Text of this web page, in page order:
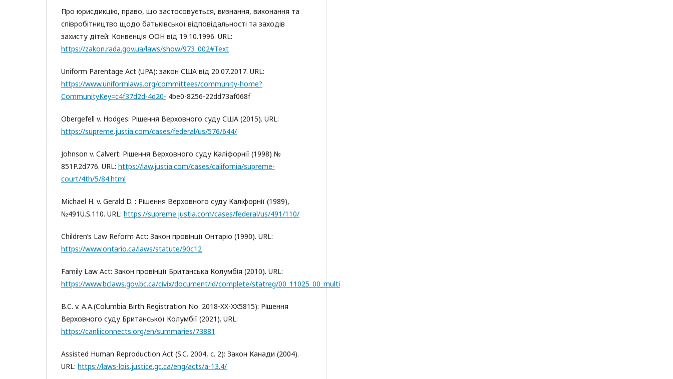
Про юрисдикцію, право, що застосовується, визнання, виконання та
співробітництво щодо батьківської відповідальності та заходів
захисту дітей: Конвенція ООН від 19.10.1996. URL:
https://zakon.rada.gov.ua/laws/show/973_002#Text
Uniform Parentage Act (UPA): закон США від 20.07.2017. URL:
https://www.uniformlaws.org/committees/community-home?
CommunityKey=c4f37d2d-4d20- 4be0-8256-22dd73af068f
Obergefell v. Hodges: Рішення Верховного суду США (2015). URL:
https://supreme.justia.com/cases/federal/us/576/644/
Johnson v. Calvert: Рішення Верховного суду Каліфорнії (1998) №
851P.2d776. URL: https://law.justia.com/cases/california/supreme-
court/4th/5/84.html
Michael H. v. Gerald D. : Рішення Верховного суду Каліфорнії (1989),
№491U.S.110. URL: https://supreme.justia.com/cases/federal/us/491/110/
Children’s Law Reform Act: Закон провінції Онтаріо (1990). URL:
https://www.ontario.ca/laws/statute/90c12
Family Law Act: Закон провінції Британська Колумбія (2010). URL:
https://www.bclaws.gov.bc.ca/civix/document/id/complete/statreg/00_11025_00_multi
B.C. v. A.A.(Columbia Birth Registration No. 2018-XX-XX5815): Рішення
Верховного суду Британської Колумбії (2021). URL:
https://canliiconnects.org/en/summaries/73881
Assisted Human Reproduction Act (S.C. 2004, c. 2): Закон Канади (2004).
URL: https://laws-lois.justice.gc.ca/eng/acts/a-13.4/